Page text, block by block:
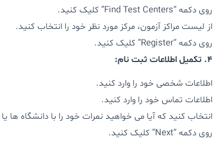
روی دکمه “Find Test Centers” کلیک کنید.
از لیست مراکز آزمون، مرکز مورد نظر خود را انتخاب کنید.
روی دکمه “Register” کلیک کنید.
4. تکمیل اطلاعات ثبت نام:
اطلاعات شخصی خود را وارد کنید.
اطلاعات تماس خود را وارد کنید.
انتخاب کنید که آیا می خواهید نمرات خود را با دانشگاه ها
روی دکمه “Next” کلیک کنید.